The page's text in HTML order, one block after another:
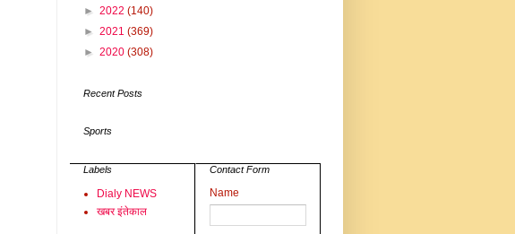
► 2022 (140)
► 2021 (369)
► 2020 (308)
Recent Posts
Sports
Labels
Dialy NEWS
खबर इंतेकाल
Contact Form
Name